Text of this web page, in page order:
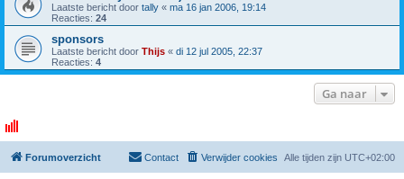
Laatste bericht door tally « ma 16 jan 2006, 19:14
Reacties: 24
sponsors
Laatste bericht door Thijs « di 12 jul 2005, 22:37
Reacties: 4
Ga naar
Forumoverzicht Alle tijden zijn UTC+02:00
Verwijder cookies
Contact